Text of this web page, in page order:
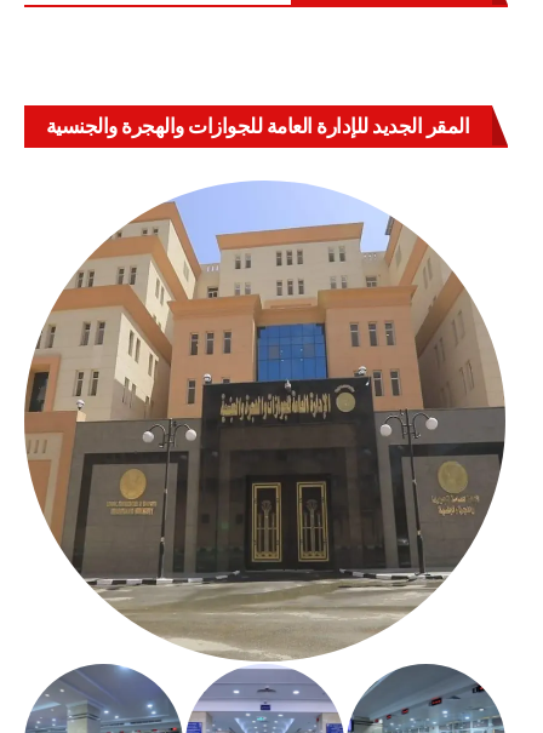
المقر الجديد للإدارة العامة للجوازات والهجرة والجنسية